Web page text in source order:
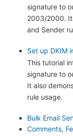
signature to
2003/2000. It
and Sender
Set up DKIM
This tutorial
signature to
It also
rule usage.
Bulk Email
Comments,